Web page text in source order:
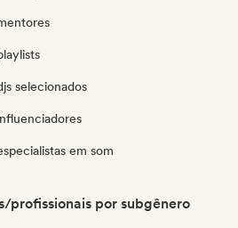
selecionados
em som
profissionais por subgênero